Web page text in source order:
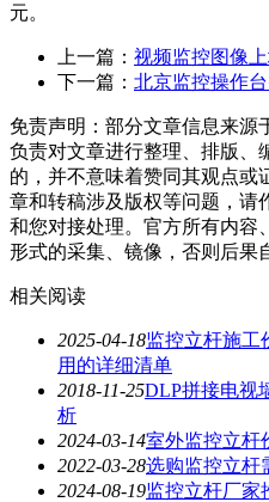
元。
上一篇： 视频监控图像
下一篇： 北京监控操作
免责声明：部分文章信息来源
负责对文章进行整理、排版、
的，并不意味着赞同其观点或
章和转稿涉及版权等问题，请
和您对接处理。官方所有内容
形式的采集、镜像，否则后果
相关阅读
2025-04-18监控立杆施工
用的详细清单
2018-11-25DLP拼接电视
析
2024-03-14室外监控立杆
2022-03-28选购监控立杆
2024-08-19监控立杆厂家